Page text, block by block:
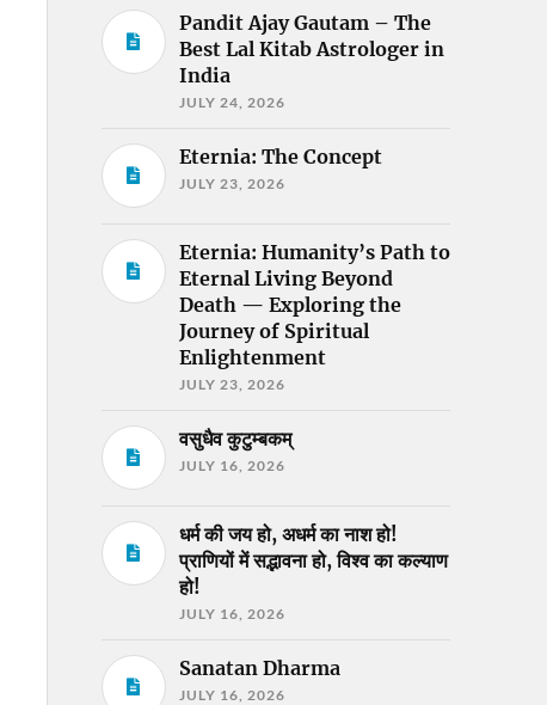
Pandit Ajay Gautam – The
Best Lal Kitab Astrologer in
India
JULY 24, 2026
Eternia: The Concept
JULY 23, 2026
Eternia: Humanity’s Path to
Eternal Living Beyond
Death — Exploring the
Journey of Spiritual
Enlightenment
JULY 23, 2026
वसुधैव कुटुम्बकम्
JULY 16, 2026
धर्म की जय हो, अधर्म का नाश हो!
प्राणियों में सद्भावना हो, विश्व का कल्याण
हो!
JULY 16, 2026
Sanatan Dharma
JULY 16, 2026